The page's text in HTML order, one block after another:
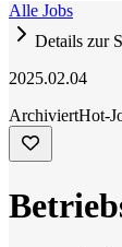
Alle Jobs
Details zur
2025.02.04
ArchiviertHot-